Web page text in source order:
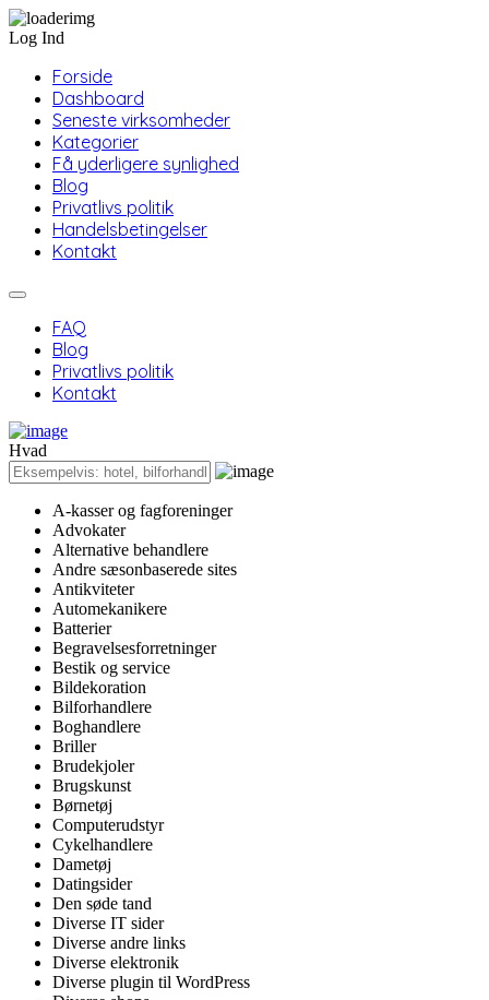
Log Ind
Forside
Dashboard
Seneste virksomheder
Kategorier
Få yderligere synlighed
Blog
Privatlivs politik
Handelsbetingelser
Kontakt
FAQ
Blog
Privatlivs politik
Kontakt
Hvad
A-kasser og fagforeninger
Advokater
Alternative behandlere
Andre sæsonbaserede sites
Antikviteter
Automekanikere
Batterier
Begravelsesforretninger
Bestik og service
Bildekoration
Bilforhandlere
Boghandlere
Briller
Brudekjoler
Brugskunst
Børnetøj
Computerudstyr
Cykelhandlere
Dametøj
Datingsider
Den søde tand
Diverse IT sider
Diverse andre links
Diverse elektronik
Diverse plugin til WordPress